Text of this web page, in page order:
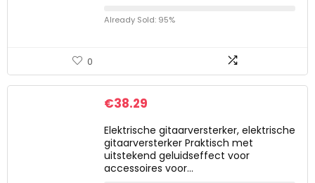
Already Sold: 95%
0
€38.29
Elektrische gitaarversterker, elektrische
gitaarversterker Praktisch met
uitstekend geluidseffect voor
accessoires voor…